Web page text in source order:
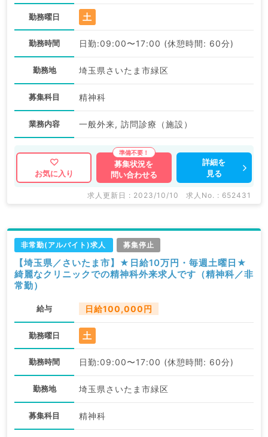
勤務曜日 土
勤務時間 日勤:09:00〜17:00 (休憩時間: 60分)
勤務地 埼玉県さいたま市緑区
募集科目 精神科
業務内容 一般外来, 訪問診療（施設）
お気に入り
募集状況を
問い合わせる
詳細を
見る
求人更新日 : 2023/10/10 求人No. : 652431
非常勤(アルバイト)求人 募集停止
【埼玉県／さいたま市】★日給10万円・毎週土曜日★
綺麗なクリニックでの精神科外来求人です（精神科／非
常勤）
給与 日給100,000円
勤務曜日 土
勤務時間 日勤:09:00〜17:00 (休憩時間: 60分)
勤務地 埼玉県さいたま市緑区
募集科目 精神科